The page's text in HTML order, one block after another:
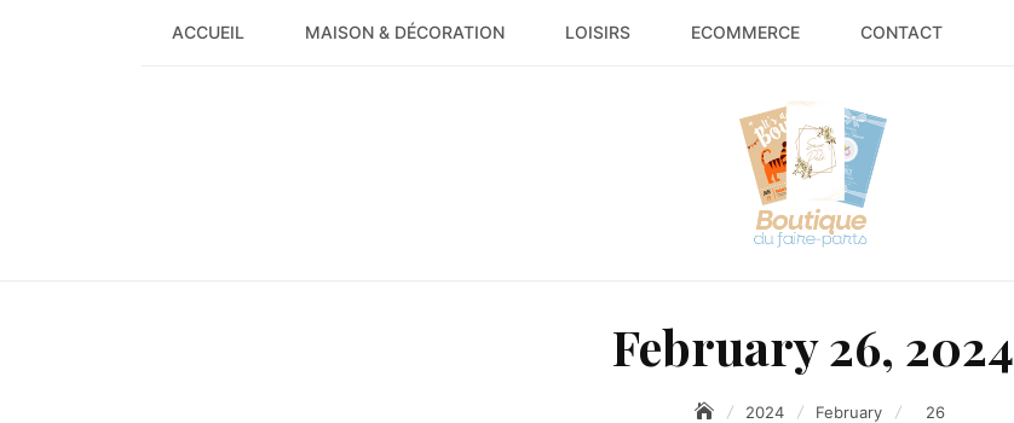
ACCUEIL MAISON & DÉCORATION LOISIRS ECOMMERCE CONTACT
February 26, 2024
2024 February 26